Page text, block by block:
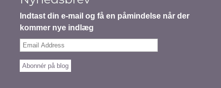
Indtast din e-mail og få en påmindelse når der
kommer nye indlæg
Email
Abonnér på blog